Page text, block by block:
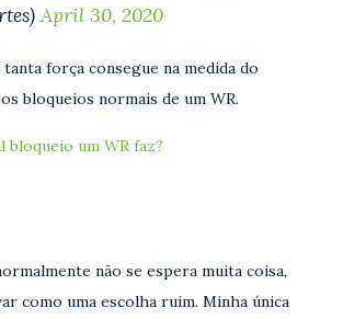
April 30, 2020
força consegue na medida do
bloqueios normais de um WR.
bloqueio um WR faz?
não se espera muita coisa,
como uma escolha ruim. Minha única